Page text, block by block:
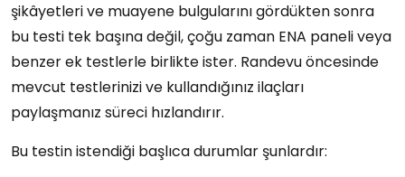
şikâyetleri ve muayene bulgularını gördükten sonra
bu testi tek başına değil, çoğu zaman ENA paneli veya
benzer ek testlerle birlikte ister. Randevu öncesinde
mevcut testlerinizi ve kullandığınız ilaçları
paylaşmanız süreci hızlandırır.
Bu testin istendiği başlıca durumlar şunlardır: